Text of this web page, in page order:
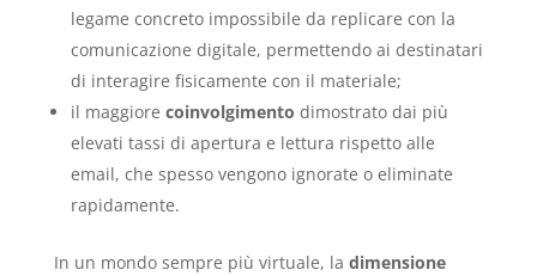
legame concreto impossibile da replicare con la
comunicazione digitale, permettendo ai destinatari
di interagire fisicamente con il materiale;
il maggiore coinvolgimento dimostrato dai più
elevati tassi di apertura e lettura rispetto alle
email, che spesso vengono ignorate o eliminate
rapidamente.
In un mondo sempre più virtuale, la dimensione